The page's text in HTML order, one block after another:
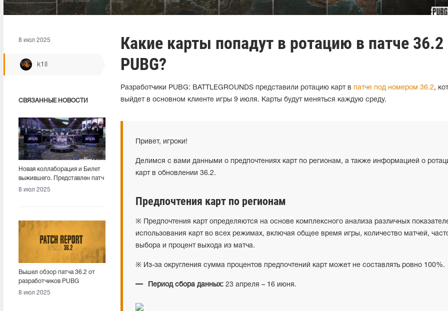
8 июл 2025
k1ll
СВЯЗАННЫЕ НОВОСТИ
Новая коллаборация и Билет
выжившего. Представлен патч
36.2 в PUBG
8 июл 2025
Вышел обзор патча 36.2 от
разработчиков PUBG
8 июл 2025
Какие карты попадут в ротацию в патче 36.2
PUBG?
Разработчики PUBG: BATTLEGROUNDS представили ротацию карт в патче под номером 36.2,
выйдет в основном клиенте игры 9 июля. Карты будут меняться каждую среду.
Привет, игроки!
Делимся с вами данными о предпочтениях карт по регионам, а также информацией о
карт в обновлении 36.2.
Предпочтения карт по регионам
※ Предпочтения карт определяются на основе комплексного анализа различных
использования карт во всех режимах, включая общее время игры, количество матчей,
выбора и процент выхода из матча.
※ Из-за округления сумма процентов предпочтений карт может не составлять ровно 100%.
Период сбора данных:23 апреля – 16 июня.